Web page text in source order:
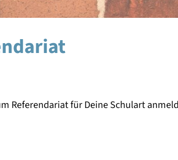
Referendariat für Deine Schulart